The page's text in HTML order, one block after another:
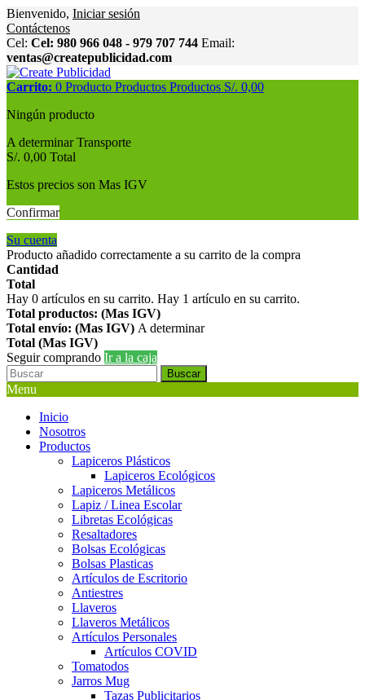
Bienvenido, Iniciar sesión
Contáctenos
Cel: Cel: 980 966 048 - 979 707 744 Email:
ventas@createpublicidad.com
Carrito: 0 Producto Productos Productos S/. 0,00
Ningún producto
A determinarTransporte
S/. 0,00 Total
Estos precios son Mas IGV
Confirmar
Su cuenta
Producto añadido correctamente a su carrito de la compra
Cantidad
Total
Hay 0 artículos en su carrito. Hay 1 artículo en su carrito.
Total productos: (Mas IGV)
Total envío: (Mas IGV) A determinar
Total (Mas IGV)
Seguir comprando Ir a la caja
Buscar
Menu
Inicio
Nosotros
Productos
Lapiceros Plásticos
Lapiceros Ecológicos
Lapiceros Metálicos
Lapiz / Linea Escolar
Libretas Ecológicas
Resaltadores
Bolsas Ecológicas
Bolsas Plasticas
Artículos de Escritorio
Antiestres
Llaveros
Llaveros Metálicos
Artículos Personales
Artículos COVID
Tomatodos
Jarros Mug
Tazas Publicitarios